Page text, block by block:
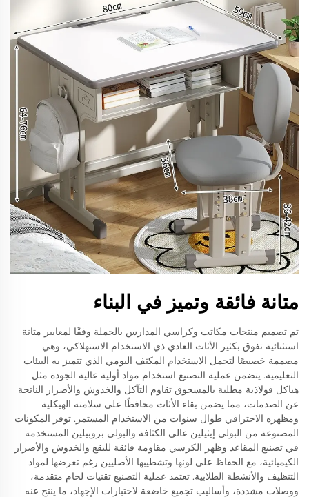
متانة فائقة وتميز في البناء
تم تصميم منتجات مكاتب وكراسي المدارس بالجملة وفقًا لمعايير متانة
استثنائية تفوق بكثير الأثاث العادي ذي الاستخدام الاستهلاكي، وهي
مصممة خصيصًا لتحمل الاستخدام المكثف اليومي الذي تتميز به البيئات
التعليمية. يتضمن عملية التصنيع استخدام مواد أولية عالية الجودة مثل
هياكل فولاذية مطلية بالمسحوق تقاوم التآكل والخدوش والأضرار الناتجة
عن الصدمات، مما يضمن بقاء الأثاث محافظًا على سلامته الهيكلية
ومظهره الاحترافي طوال سنوات من الاستخدام المستمر. توفر المكونات
المصنوعة من البولي إيثيلين عالي الكثافة والبولي بروبيلين المستخدمة
في تصنيع المقاعد وظهر الكرسي مقاومة فائقة للبقع والخدوش والأضرار
الكيميائية، مع الحفاظ على لونها وتشطيبها الأصليين رغم تعرضها لمواد
التنظيف والأنشطة الطلابية. تعتمد عملية التصنيع تقنيات لحام متقدمة،
ووصلات مشددة، وأساليب تجميع خاضعة لاختبارات الإجهاد، ما ينتج عنه